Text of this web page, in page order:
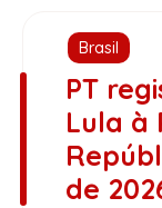
Brasil
PT
Lula à
de